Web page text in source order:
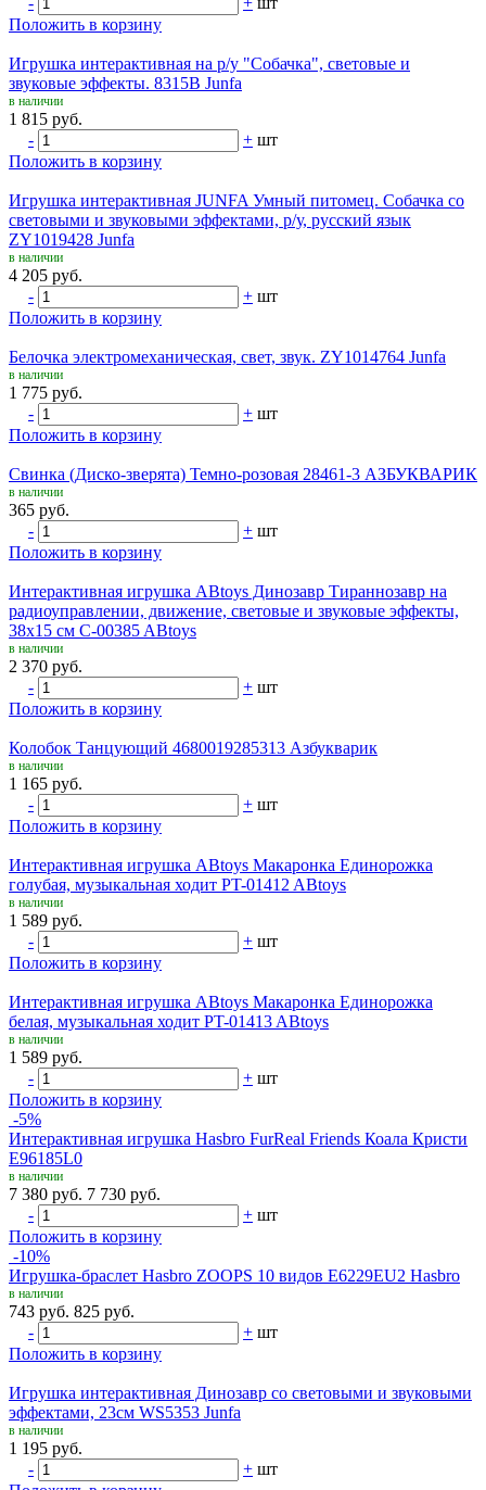
Положить в корзину
Игрушка интерактивная на р/у "Собачка", световые и
звуковые эффекты. 8315B Junfa
в наличии
1 815 руб.
-
+ шт
Положить в корзину
Игрушка интерактивная JUNFA Умный питомец. Собачка со
световыми и звуковыми эффектами, р/у, русский язык
ZY1019428 Junfa
в наличии
4 205 руб.
-
+ шт
Положить в корзину
Белочка электромеханическая, свет, звук. ZY1014764 Junfa
в наличии
1 775 руб.
-
+ шт
Положить в корзину
Свинка (Диско-зверята) Темно-розовая 28461-3 АЗБУКВАРИК
в наличии
365 руб.
-
+ шт
Положить в корзину
Интерактивная игрушка ABtoys Динозавр Тираннозавр на
радиоуправлении, движение, световые и звуковые эффекты,
38х15 см C-00385 ABtoys
в наличии
2 370 руб.
-
+ шт
Положить в корзину
Колобок Танцующий 4680019285313 Азбукварик
в наличии
1 165 руб.
-
+ шт
Положить в корзину
Интерактивная игрушка ABtoys Макаронка Единорожка
голубая, музыкальная ходит PT-01412 ABtoys
в наличии
1 589 руб.
-
+ шт
Положить в корзину
Интерактивная игрушка ABtoys Макаронка Единорожка
белая, музыкальная ходит PT-01413 ABtoys
в наличии
1 589 руб.
-
+ шт
Положить в корзину
-5%
Интерактивная игрушка Hasbro FurReal Friends Коала Кристи
E96185L0
в наличии
7 380 руб. 7 730 руб.
-
+ шт
Положить в корзину
-10%
Игрушка-браслет Hasbro ZOOPS 10 видов E6229EU2 Hasbro
в наличии
743 руб. 825 руб.
-
+ шт
Положить в корзину
Игрушка интерактивная Динозавр со световыми и звуковыми
эффектами, 23см WS5353 Junfa
в наличии
1 195 руб.
-
+ шт